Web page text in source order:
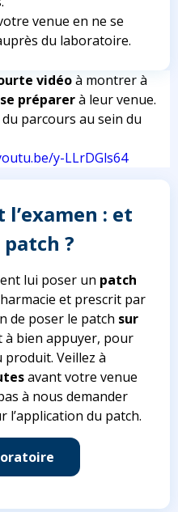
venue en ne se
du laboratoire.
vidéoà montrer à
préparerà leur venue.
parcours au sein du
y-LLrDGls64
: et
?
lui poser un patch
et prescrit par
de poser le patch sur
à bien appuyer, pour
Veillez à
avant votre venue
à nous demander
l’application du patch.